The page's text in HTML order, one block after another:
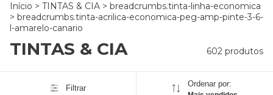
Início > TINTAS & CIA > breadcrumbs.tinta-linha-economica
> breadcrumbs.tinta-acrilica-economica-peg-amp-pinte-3-6-
l-amarelo-canario
TINTAS & CIA 602 produtos
Filtrar Ordenar por: